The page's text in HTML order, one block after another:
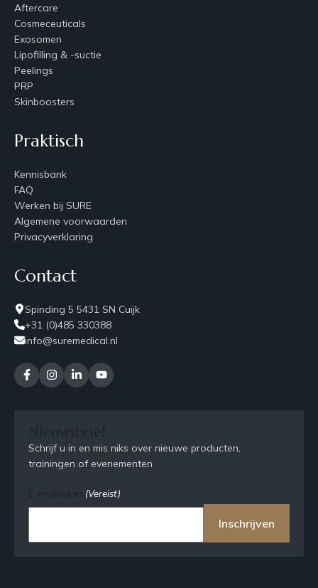
Aftercare
Cosmeceuticals
Exosomen
Lipofilling & -suctie
Peelings
PRP
Skinboosters
Praktisch
Kennisbank
FAQ
Werken bij SURE
Algemene voorwaarden
Privacyverklaring
Contact
Spinding 5 5431 SN Cuijk
+31 (0)485 330388
info@suremedical.nl
Schrijf u in en mis niks over nieuwe producten,
trainingen of evenementen
(Vereist)
Inschrijven